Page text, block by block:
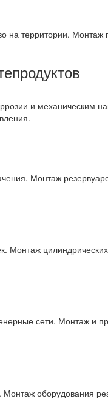
на территории. Монтаж
и механическим
Монтаж
Монтаж
сети. Монтаж и
оборудования